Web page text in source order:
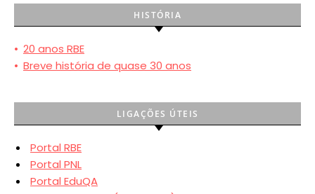
HISTÓRIA
• 20 anos RBE
• Breve história de quase 30 anos
LIGAÇÕES ÚTEIS
Portal RBE
Portal PNL
Portal EduQA